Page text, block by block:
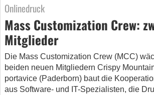
Onlinedruck
Mass Customization Crew:
Mitglieder
Die Mass Customization Crew (MCC)
beiden neuen Mitgliedern Crispy
portavice (Paderborn) baut die
aus Software- und IT-Spezialisten, die